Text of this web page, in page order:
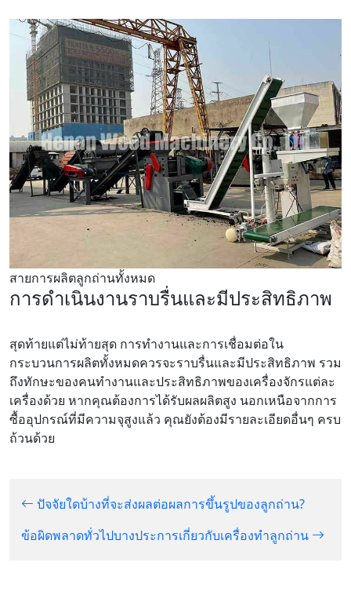
สายการผลิตลูกถ่านทั้งหมด
การดำเนินงานราบรื่นและมีประสิทธิภาพ
สุดท้ายแต่ไม่ท้ายสุด การทำงานและการเชื่อมต่อใน
กระบวนการผลิตทั้งหมดควรจะราบรื่นและมีประสิทธิภาพ รวม
ถึงทักษะของคนทำงานและประสิทธิภาพของเครื่องจักรแต่ละ
เครื่องด้วย หากคุณต้องการได้รับผลผลิตสูง นอกเหนือจากการ
ซื้ออุปกรณ์ที่มีความจุสูงแล้ว คุณยังต้องมีรายละเอียดอื่นๆ ครบ
ถ้วนด้วย
ปัจจัยใดบ้างที่จะส่งผลต่อผลการขึ้นรูปของลูกถ่าน?
ข้อผิดพลาดทั่วไปบางประการเกี่ยวกับเครื่องทำลูกถ่าน